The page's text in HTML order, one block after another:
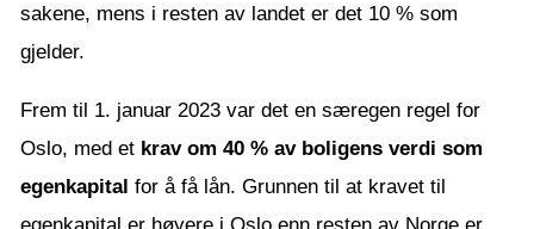
sakene, mens i resten av landet er det 10 % som
gjelder.
Frem til 1. januar 2023 var det en særegen regel for
Oslo, med et krav om 40 % av boligens verdi som
egenkapital for å få lån. Grunnen til at kravet til